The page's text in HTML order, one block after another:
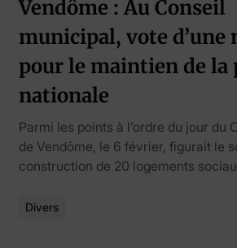
Vendôme : Au Conseil
municipal, vote d’une
pour le maintien de la
nationale
Parmi les points à l’ordre du jour du
de Vendôme, le 6 février, figurait le
construction de 20 logements
Divers